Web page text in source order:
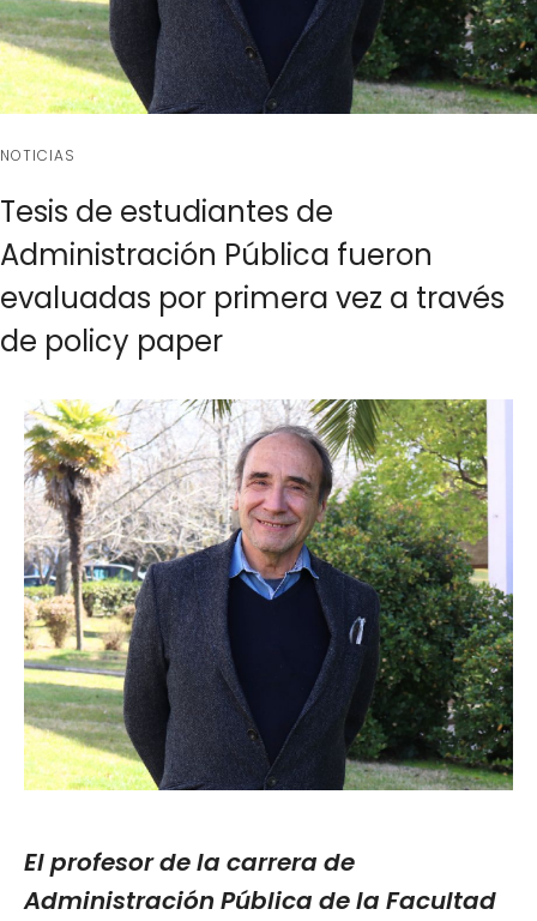
NOTICIAS
Tesis de estudiantes de
Administración Pública fueron
evaluadas por primera vez a través
de policy paper
El profesor de la carrera de
Administración Pública de la Facultad